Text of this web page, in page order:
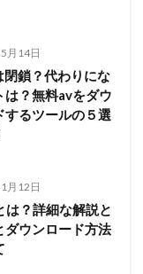
月14日
閉鎖？代わりにな
は？無料avをダウ
するツールの５選
月12日
は？詳細な解説と
ダウンロード方法